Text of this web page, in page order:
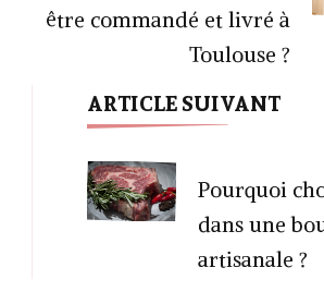
être commandé et livré à
Toulouse ?
ARTICLE SUIVANT
Pourquoi
dans une
artisanale ?